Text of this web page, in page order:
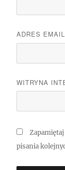
ADRES EMAIL
WITRYNA
pisania